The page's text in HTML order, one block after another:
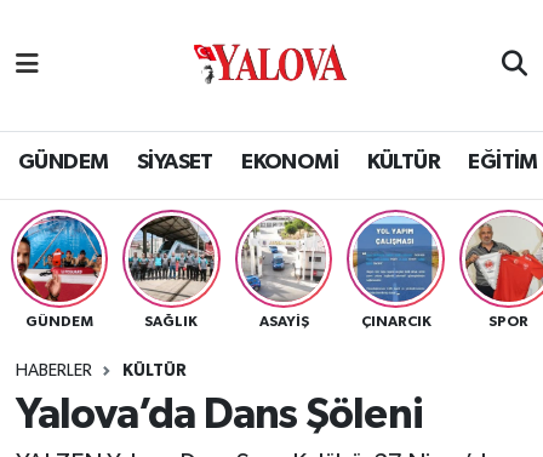
GÜNDEM SİYASET EKONOMİ KÜLTÜR EĞİTİM
GÜNDEM SAĞLIK ASAYİŞ ÇINARCIK SPOR
HABERLER KÜLTÜR
Yalova’da Dans Şöleni
SİYASET
EKONOMİ
KÜLTÜR
BİLİM VE TEKNOLOJİ
Yalova Nöbetçi Eczaneler
Yalova Hava Durumu
Yalova Namaz Vakitleri
Yalova Trafik Yoğunluk Haritası
Tüm Manşetler